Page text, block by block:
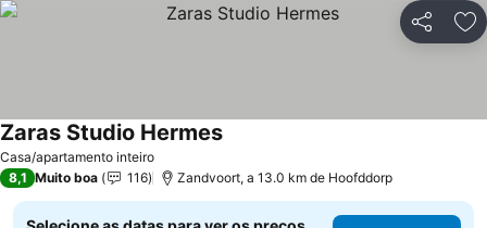
Partilhar
Casa/apartamento inteiro
Zaras Studio Hermes
8,1 Muito boa 116 Zandvoort, a 13.0 km de Hoofddorp